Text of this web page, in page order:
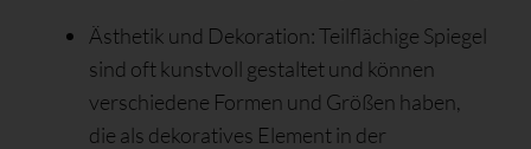
Ästhetik und Dekoration: Teilflächige Spiegel
sind oft kunstvoll gestaltet und können
verschiedene Formen und Größen haben,
die als dekoratives Element in der